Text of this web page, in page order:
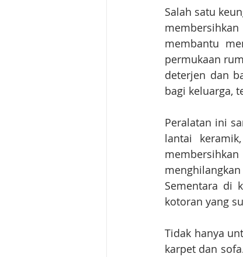
Salah satu
membantu
permukaan
deterjen dan
bagi keluarga,
Peralatan ini
lantai
Sementara di
kotoran yang
Tidak hanya
karpet dan